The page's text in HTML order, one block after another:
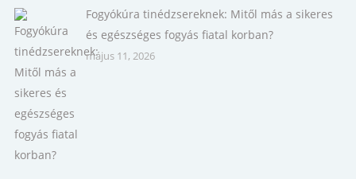
Fogyókúra tinédzsereknek: Mitől más a sikeres
és egészséges fogyás fiatal korban?
május 11, 2026